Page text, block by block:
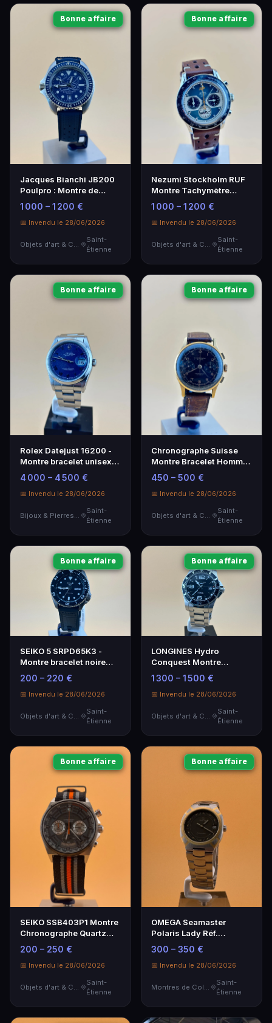
Bonne affaire
Jacques Bianchi JB200
Poulpro : Montre de
plongée automatique en
acier
1 000 – 1 200 €
📅 Invendu le 28/06/2026
Saint-
Étienne
Bonne affaire
Nezumi Stockholm RUF
Montre Tachymètre
Quartz Seiko Aiguille
Orange
1 000 – 1 200 €
📅 Invendu le 28/06/2026
Saint-
Étienne
Bonne affaire
Rolex Datejust 16200 -
Montre bracelet unisexe
avec cadran bleu et
chiffres romains
4 000 – 4 500 €
📅 Invendu le 28/06/2026
Saint-
Étienne
Bonne affaire
Chronographe Suisse
Montre Bracelet Homme
Mécanique Or 18 Carats
450 – 500 €
📅 Invendu le 28/06/2026
Saint-
Étienne
Bonne affaire
SEIKO 5 SRPD65K3 -
Montre bracelet noire
avec affichage jour/date
200 – 220 €
📅 Invendu le 28/06/2026
Objets d'art & Curiosités
Saint-
Étienne
Bonne affaire
LONGINES Hydro
Conquest Montre
Bracelet Homme Acier
Noir
1 300 – 1 500 €
📅 Invendu le 28/06/2026
Objets d'art & Curiosités
Saint-
Étienne
Bonne affaire
SEIKO SSB403P1 Montre
Chronographe Quartz
Cadran Gris
200 – 250 €
📅 Invendu le 28/06/2026
Objets d'art & Curiosités
Saint-
Étienne
Bonne affaire
OMEGA Seamaster
Polaris Lady Réf.
396.1022 - Montre Acier
et Or
300 – 350 €
📅 Invendu le 28/06/2026
Montres de Collection
Saint-
Étienne